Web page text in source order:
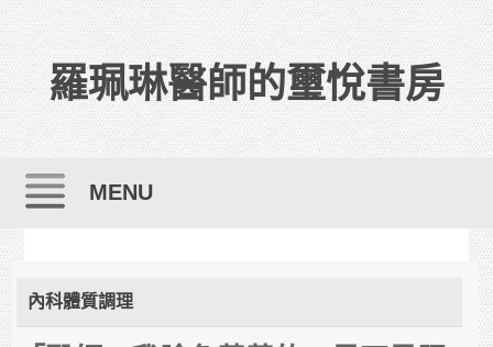
羅珮琳醫師的璽悅書房
MENU
內科體質調理